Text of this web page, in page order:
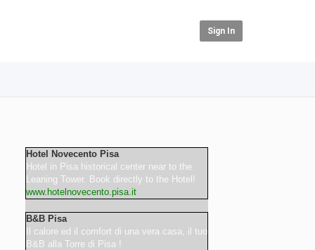
Sign In
Hotel Novecento Pisa
Hotel in Pisa historical center near to the
Leaning Tower. Book directly to the Hotel!
www.hotelnovecento.pisa.it
B&B Pisa
Il calore ed il comfort di una vera casa, il tuo
B&B alla Torre di Pisa !